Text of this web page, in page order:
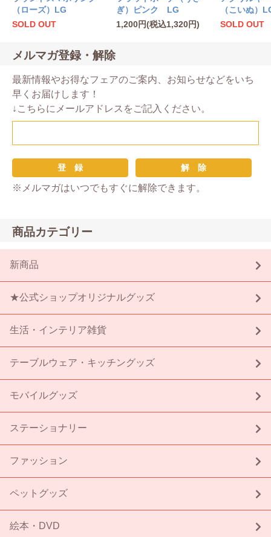
（ローズ）LG
SOLD OUT
ぎ）ピンク LG
1,200円(税込1,320円)
（こいぬ）
SOLD OUT
メルマガ登録・解除
最新情報やお得なフェアのご案内、お知らせなどをいち
早くお届けします！
↓こちらにメールアドレスをご記入ください。
※メルマガはいつでもすぐに解除できます。
商品カテゴリー
新商品
★公式ショップオリジナルグッズ
生活・インテリア雑貨
テーブルウェア・キッチングッズ
モバイルグッズ
ステーショナリー
ファッション
ペットグッズ
絵本・DVD